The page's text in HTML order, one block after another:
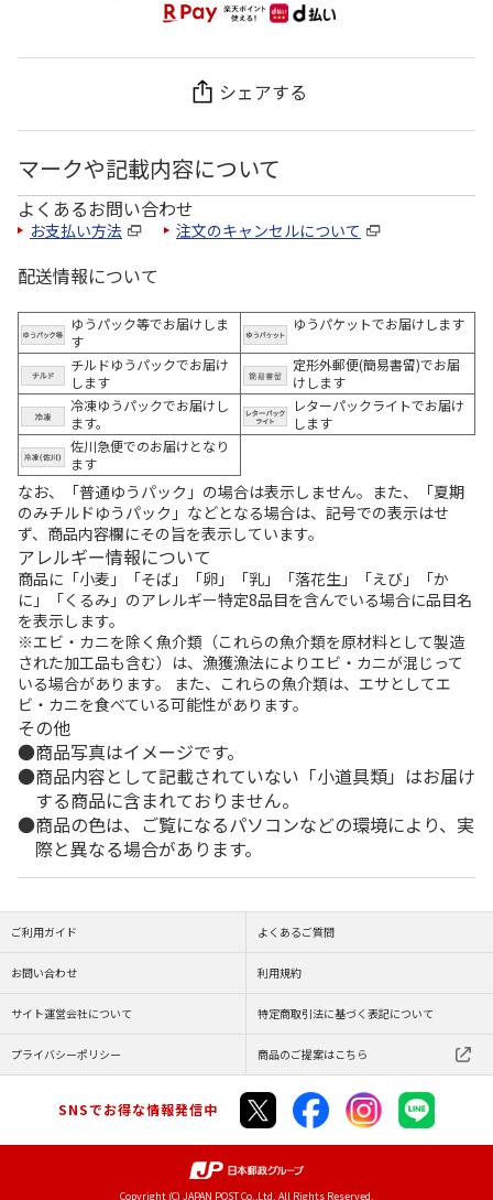
シェアする
マークや記載内容について
よくあるお問い合わせ
お支払い方法 注文のキャンセルについて
配送情報について
ゆうパック等でお届けしま
す
ゆうパケットでお届けします
チルドゆうパックでお届け
します
定形外郵便(簡易書留)でお届
けします
冷凍ゆうパックでお届けし
ます。
レターパックライトでお届け
します
佐川急便でのお届けとなり
ます
なお、「普通ゆうパック」の場合は表示しません。また、「夏期
のみチルドゆうパック」などとなる場合は、記号での表示はせ
ず、商品内容欄にその旨を表示しています。
アレルギー情報について
商品に「小麦」「そば」「卵」「乳」「落花生」「えび」「か
に」「くるみ」のアレルギー特定8品目を含んでいる場合に品目名
を表示します。
※エビ・カニを除く魚介類（これらの魚介類を原材料として製造
された加工品も含む）は、漁獲漁法によりエビ・カニが混じって
いる場合があります。 また、これらの魚介類は、エサとしてエ
ビ・カニを食べている可能性があります。
その他
商品写真はイメージです。
商品内容として記載されていない「小道具類」はお届け
する商品に含まれておりません。
商品の色は、ご覧になるパソコンなどの環境により、実
際と異なる場合があります。
ご利用ガイド よくあるご質問
お問い合わせ 利用規約
サイト運営会社について 特定商取引法に基づく表記について
プライバシーポリシー 商品のご提案はこちら
SNSでお得な情報発信中
Copyright (C) JAPAN POST Co.,Ltd. All Rights Reserved.